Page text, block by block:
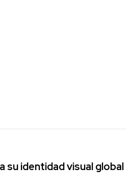
su identidad visual global